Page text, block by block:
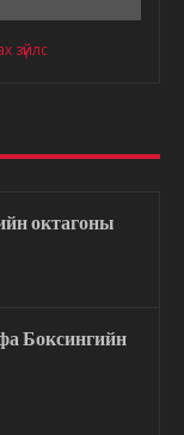
зүйлс
октагоны
Боксингийн